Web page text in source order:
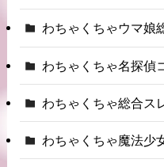
わちゃくちゃウマ娘
わちゃくちゃ名探偵
わちゃくちゃ総合ス
わちゃくちゃ魔法少